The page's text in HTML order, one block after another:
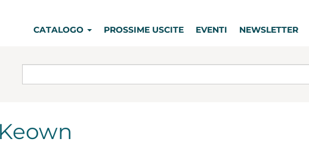
CATALOGO PROSSIME USCITE EVENTI NEWSLETTER